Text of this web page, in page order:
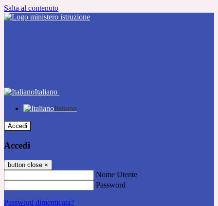
Salta al contenuto
Italiano
Italiano
Accedi
Accedi
button close ×
Nome Utente
Password
Password dimenticata?